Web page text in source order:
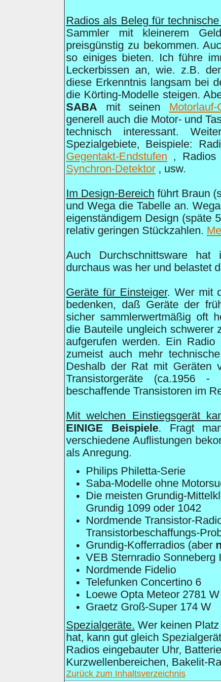
Radios als Beleg für
Sammler mit kleinerem
preisgünstig zu bekommen.
so einiges bieten. Ich führe
Leckerbissen an, wie. z.B.
diese Erkenntnis langsam bei
die Körting-Modelle steigen.
SABA mit seinen Motorlauf-
generell auch die Motor- und
technisch interessant.
Spezialgebiete, Beispiele:
Gegentakt-Endstufen ,
Synchron-Detektor , usw.
Im Design-Bereich führt Braun
und Wega die Tabelle an.
eigenständigem Design (späte
relativ geringen Stückzahlen.
Auch Durchschnittsware
durchaus was her und belastet
Geräte für Einsteiger. Wer mit
bedenken, daß Geräte der
sicher sammlerwertmäßig oft
die Bauteile ungleich schwerer
aufgerufen werden. Ein
zumeist auch mehr
Deshalb der Rat mit Geräten
Transistorgeräte (ca.1956
beschaffende Transistoren im
Mit welchen Einstiegsgerät
EINIGE Beispiele. Fragt
verschiedene Auflistungen
als Anregung.
Philips Philetta-Serie
Saba-Modelle ohne
Die meisten Grundig-
Grundig 1099 oder 1042
Nordmende Transistor-
Transistorbeschaffungs-
Grundig-Kofferradios (aber
VEB Sternradio Sonneberg
Nordmende Fidelio
Telefunken Concertino 6
Loewe Opta Meteor 2781 W
Graetz Groß-Super 174 W
Spezialgeräte. Wer keinen
hat, kann gut gleich
Radios eingebauter Uhr,
Kurzwellenbereichen, Bakelit-
Zurück zum Inhaltsverzeichnis